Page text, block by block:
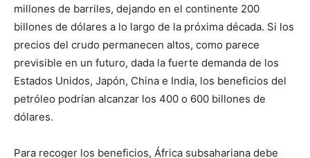
millones de barriles, dejando en el continente 200
billones de dólares a lo largo de la próxima década. Si los
precios del crudo permanecen altos, como parece
previsible en un futuro, dada la fuerte demanda de los
Estados Unidos, Japón, China e India, los beneficios del
petróleo podrían alcanzar los 400 o 600 billones de
dólares.
Para recoger los beneficios, África subsahariana debe